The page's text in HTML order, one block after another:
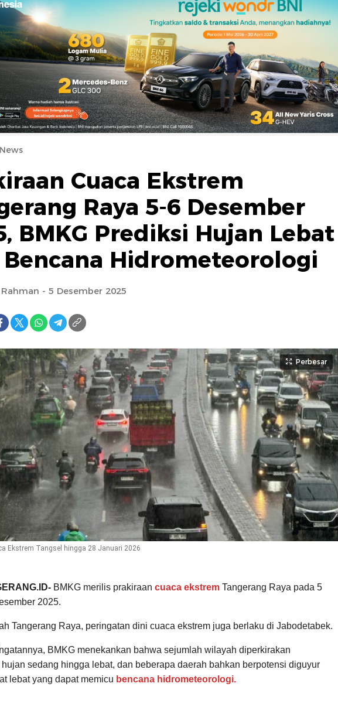
News
Cuaca Ekstrem
Raya 5-6 Desember
BMKG Prediksi Hujan Lebat
Hidrometeorologi
- 5 Desember 2025
Perbesar
Ekstrem Tangsel hingga 28 Januari 2026
BMKG merilis prakiraan cuaca ekstrem Tangerang Raya pada 5
2025.
Tangerang Raya, peringatan dini cuaca ekstrem juga berlaku di Jabodetabek.
BMKG menekankan bahwa sejumlah wilayah diperkirakan
sedang hingga lebat, dan beberapa daerah bahkan berpotensi diguyur
lebat yang dapat memicu bencana hidrometeorologi.